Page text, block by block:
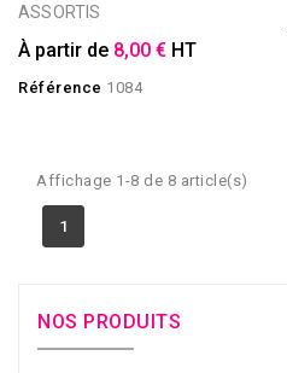
ASSORTIS
À partir de 8,00 € HT
Référence 1084
Affichage 1-8 de 8 article(s)
1
NOS PRODUITS